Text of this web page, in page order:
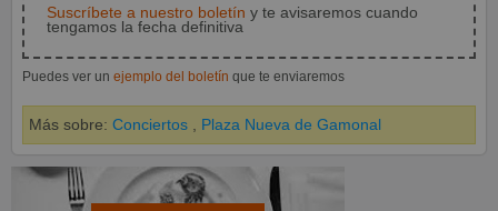
Suscríbete a nuestro boletín y te avisaremos cuando
tengamos la fecha definitiva
Puedes ver un ejemplo del boletín que te enviaremos
Más sobre: Conciertos Plaza Nueva de Gamonal